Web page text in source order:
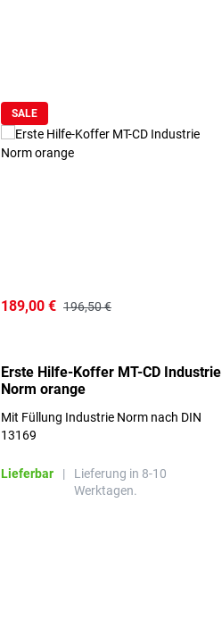
SALE
189,00 € 196,50 €
Erste Hilfe-Koffer MT-CD Industrie
Norm orange
Mit Füllung Industrie Norm nach DIN
13169
Lieferbar |
Lieferung in 8-10
Werktagen.